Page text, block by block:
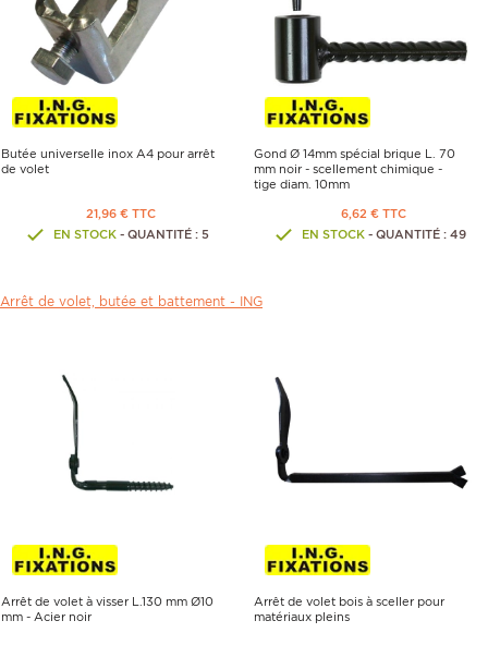
Butée universelle inox A4 pour arrêt
de volet
21,96 € TTC
EN STOCK- QUANTITÉ : 5
Gond Ø 14mm spécial brique L. 70
mm noir - scellement chimique -
tige diam. 10mm
6,62 € TTC
EN STOCK- QUANTITÉ : 49
Arrêt de volet, butée et battement - ING
Arrêt de volet à visser L.130 mm Ø10
mm - Acier noir
Arrêt de volet bois à sceller pour
matériaux pleins